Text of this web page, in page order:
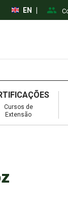
EN
Cursos de
Extensão